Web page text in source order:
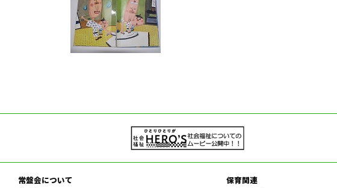
常盤会について
保育関連